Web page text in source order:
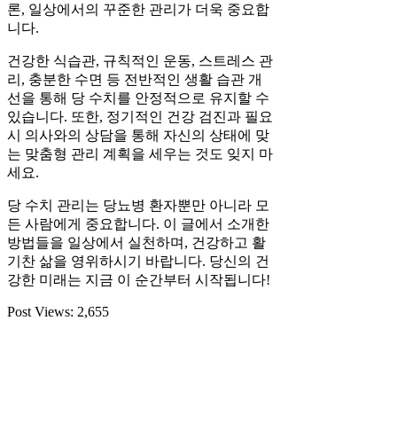
론, 일상에서의 꾸준한 관리가 더욱 중요합
니다.
건강한 식습관, 규칙적인 운동, 스트레스 관
리, 충분한 수면 등 전반적인 생활 습관 개
선을 통해 당 수치를 안정적으로 유지할 수
있습니다. 또한, 정기적인 건강 검진과 필요
시 의사와의 상담을 통해 자신의 상태에 맞
는 맞춤형 관리 계획을 세우는 것도 잊지 마
세요.
당 수치 관리는 당뇨병 환자뿐만 아니라 모
든 사람에게 중요합니다. 이 글에서 소개한
방법들을 일상에서 실천하며, 건강하고 활
기찬 삶을 영위하시기 바랍니다. 당신의 건
강한 미래는 지금 이 순간부터 시작됩니다!
Post Views: 2,655